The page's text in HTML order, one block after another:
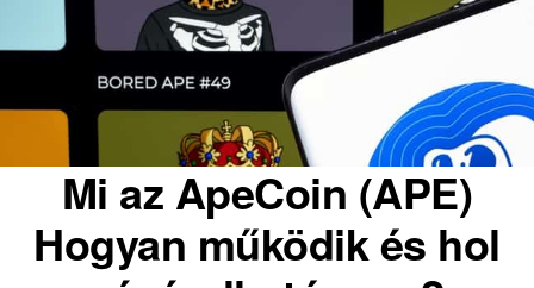
Mi az ApeCoin (APE)
Hogyan működik és hol